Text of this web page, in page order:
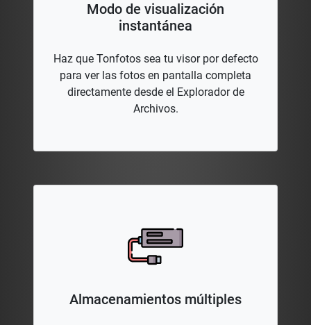
Modo de visualización
instantánea
Haz que Tonfotos sea tu visor por defecto
para ver las fotos en pantalla completa
directamente desde el Explorador de
Archivos.
Almacenamientos múltiples